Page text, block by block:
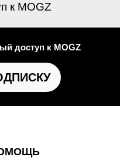
к MOGZ
доступ к MOGZ